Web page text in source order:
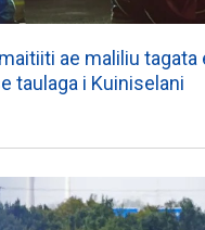
ae maliliu tagata
taulaga i Kuiniselani